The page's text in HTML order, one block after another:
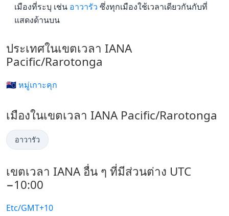
เมืองที่ระบุ เช่น อาวารัว ซึ่งทุกเมืองใช้เวลาเดียวกันกับที่
แสดงด้านบน
ประเทศในเขตเวลา IANA
Pacific/Rarotonga
🇨🇰 หมู่เกาะคุก
เมืองในเขตเวลา IANA Pacific/Rarotonga
อาวารัว
เขตเวลา IANA อื่น ๆ ที่มีส่วนต่าง UTC
−10:00
Etc/GMT+10